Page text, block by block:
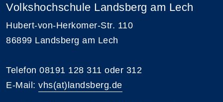
Volkshochschule Landsberg am Lech
Hubert-von-Herkomer-Str. 110
86899 Landsberg am Lech
Telefon 08191 128 311 oder 312
E-Mail: vhs(at)landsberg.de